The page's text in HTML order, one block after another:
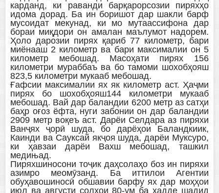
карданд, ки раванди барқарорсозии пиряхҳо
идома дорад. Ба ин боришот дар шакли барф
мусоидат мекунад, ки мо мутаассифона дар
бораи миқдори он амалан маълумот надорем.
Ҳоло дарозии пирях қариб 77 километр, бари
миёнааш 2 километр ва бари максималии он 5
километр мебошад. Масоҳати пирях 156
километри мураббаъ ва бо тамоми шохобҳояш
823,5 километри мукааб мебошад.
Ғафсии максималии ях як километр аст. Ҳаҷми
пирях бо шохобҳояш144 километри мукааб
мебошад. Вай дар баландии 6200 метр аз сатҳи
баҳр оғоз ёфта, нуги забонии он дар баландии
2909 метр воқеъ аст. Дарёи Селдара аз пиряхи
Ванҷях ҷорӣ шуда, бо дарёҳои Баландкиик,
Каинди ва Сауксай якҷоя шуда, дарёи Муксуро,
ки ҳавзаи дарёи Вахш мебошад, ташкил
медињад.
Пиряхшиносони тоҷик даҳсолаҳо боз ин пиряхи
азимро меомӯзанд. Ба иттилои Агентии
обуҳавошиносӣ обшавии барфу ях дар моҳҳои
июл ва августи солҳои 80-ум ба ҳадде шадид